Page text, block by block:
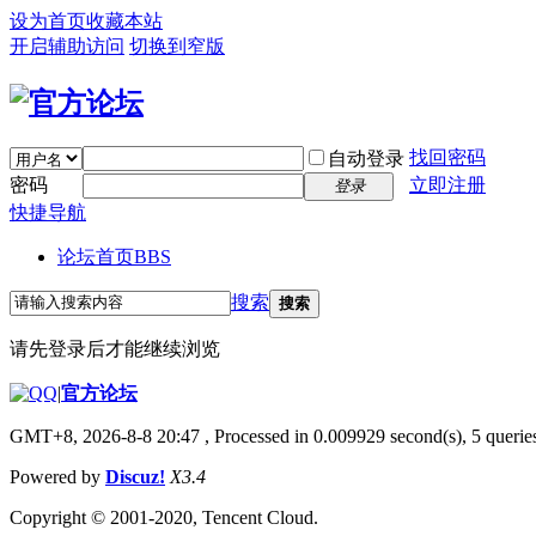
设为首页收藏本站
开启辅助访问 切换到窄版
自动登录 找回密码
密码
登录
立即注册
快捷导航
论坛首页BBS
搜索 搜索
请先登录后才能继续浏览
|官方论坛
GMT+8, 2026-8-8 20:47 , Processed in 0.009929 second(s), 5
Powered by Discuz! X3.4
Copyright © 2001-2020, Tencent Cloud.